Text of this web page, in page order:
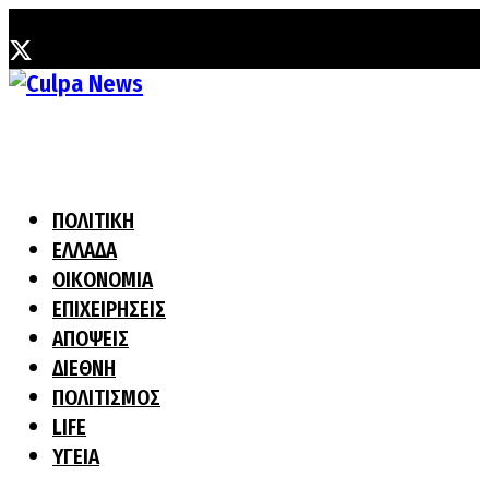
ΠΟΛΙΤΙΚΗ
ΕΛΛΑΔΑ
ΟΙΚΟΝΟΜΙΑ
ΕΠΙΧΕΙΡΗΣΕΙΣ
ΑΠΟΨΕΙΣ
ΔΙΕΘΝΗ
ΠΟΛΙΤΙΣΜΟΣ
LIFE
ΥΓΕΙΑ